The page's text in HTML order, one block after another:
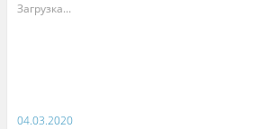
Загрузка...
04.03.2020